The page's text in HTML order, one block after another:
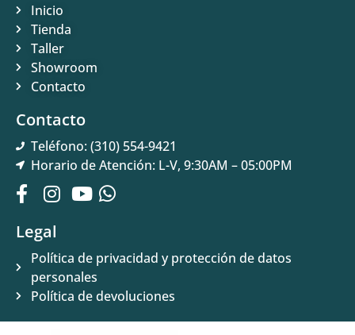
Inicio
Tienda
Taller
Showroom
Contacto
Contacto
Teléfono: (310) 554-9421
Horario de Atención: L-V, 9:30AM – 05:00PM
Legal
Política de privacidad y protección de datos
personales
Política de devoluciones